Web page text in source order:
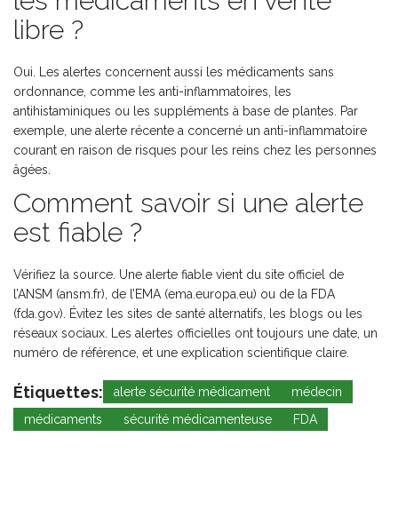
libre ?
Oui. Les alertes concernent aussi les médicaments sans
ordonnance, comme les anti-inflammatoires, les
antihistaminiques ou les suppléments à base de plantes. Par
exemple, une alerte récente a concerné un anti-inflammatoire
courant en raison de risques pour les reins chez les personnes
âgées.
Comment savoir si une alerte
est fiable ?
Vérifiez la source. Une alerte fiable vient du site officiel de
l’ANSM (ansm.fr), de l’EMA (ema.europa.eu) ou de la FDA
(fda.gov). Évitez les sites de santé alternatifs, les blogs ou les
réseaux sociaux. Les alertes officielles ont toujours une date, un
numéro de référence, et une explication scientifique claire.
Étiquettes: alerte sécurité médicament
médecin
médicaments
sécurité médicamenteuse FDA